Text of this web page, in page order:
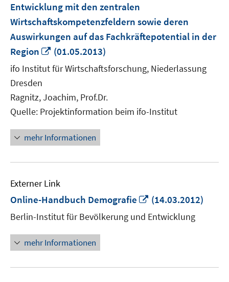
Entwicklung mit den zentralen
Wirtschaftskompetenzfeldern sowie deren
Auswirkungen auf das Fachkräftepotential in der
Region
In
neuem
Fenster
(01.05.2013)
ifo Institut für Wirtschaftsforschung, Niederlassung
Dresden
Ragnitz, Joachim, Prof.Dr.
Quelle: Projektinformation beim ifo-Institut
mehr Informationen
Externer Link
Online-Handbuch Demografie
In
neuem
Fenster
(14.03.2012)
Berlin-Institut für Bevölkerung und Entwicklung
mehr Informationen